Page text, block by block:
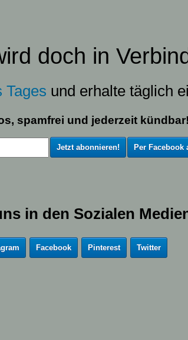
doch in
Tages und erhalte täglich
spamfrei und jederzeit kündbar!
Per Facebook
in den Sozialen
Facebook Pinterest Twitter